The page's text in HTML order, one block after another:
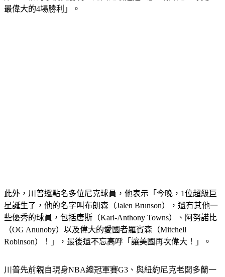
最偉大的4場勝利」。
此外，川普還點名多位尼克球員，他表示「今晚，1位超級巨
星誕生了，他的名字叫布朗森（Jalen Brunson），還有其他一
些優秀的球員，包括唐斯（Karl-Anthony Towns）、阿努諾比
（OG Anunoby）以及偉大的愛國者羅賓森（Mitchell
Robinson）！」，最後還不忘高呼「讓美國再次偉大！」。
川普先前親自現身NBA總冠軍賽G3、與紐約尼克老闆多蘭一